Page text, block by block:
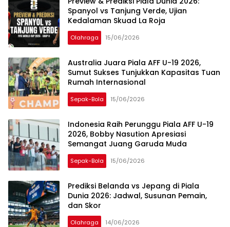
Spanyol vs Tanjung Verde, Ujian
Kedalaman Skuad La Roja
Olahraga 15/06/2026
Australia Juara Piala AFF U-19 2026,
Sumut Sukses Tunjukkan Kapasitas Tuan
Rumah Internasional
Sepak-Bola 15/06/2026
Indonesia Raih Perunggu Piala AFF U-19
2026, Bobby Nasution Apresiasi
Semangat Juang Garuda Muda
Sepak-Bola 15/06/2026
Prediksi Belanda vs Jepang di Piala
Dunia 2026: Jadwal, Susunan Pemain,
dan Skor
Olahraga 14/06/2026